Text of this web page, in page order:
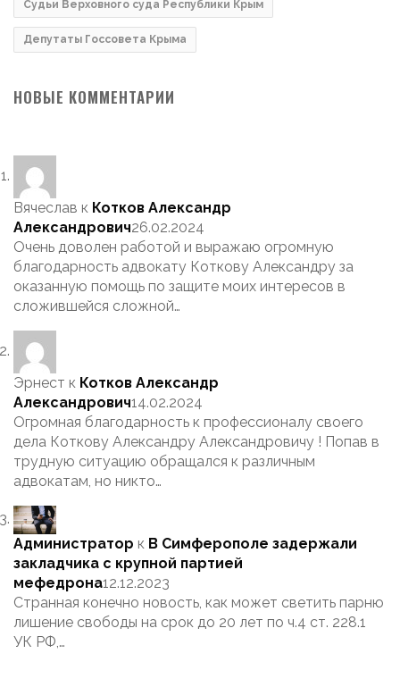
Судьи Верховного суда Республики Крым
Депутаты Госсовета Крыма
НОВЫЕ КОММЕНТАРИИ
Вячеслав к Котков Александр
Александрович26.02.2024
Очень доволен работой и выражаю огромную
благодарность адвокату Коткову Александру за
оказанную помощь по защите моих интересов в
сложившейся сложной…
Эрнест к Котков Александр
Александрович14.02.2024
Огромная благодарность к профессионалу своего
дела Коткову Александру Александровичу ! Попав в
трудную ситуацию обращался к различным
адвокатам, но никто…
Администратор к В Симферополе задержали
закладчика с крупной партией
мефедрона12.12.2023
Странная конечно новость, как может светить парню
лишение свободы на срок до 20 лет по ч.4 ст. 228.1
УК РФ,…